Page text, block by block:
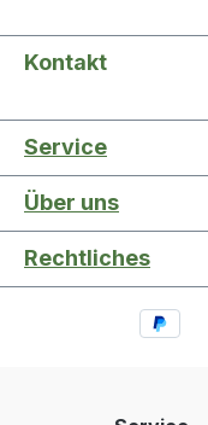
Kontakt
Service
Über uns
Rechtliches